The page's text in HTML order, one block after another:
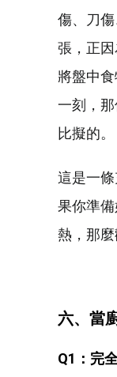
傷、刀
張，正
將盤中
一刻，
比擬的。
這是一
果你準
熱，那麼
六、當
Q1：完